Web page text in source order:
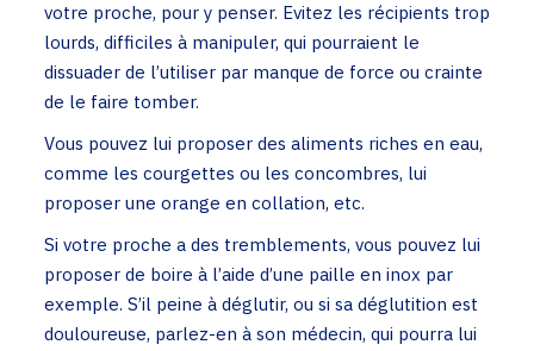
votre proche, pour y penser. Evitez les récipients trop
lourds, difficiles à manipuler, qui pourraient le
dissuader de l’utiliser par manque de force ou crainte
de le faire tomber.
Vous pouvez lui proposer des aliments riches en eau,
comme les courgettes ou les concombres, lui
proposer une orange en collation, etc.
Si votre proche a des tremblements, vous pouvez lui
proposer de boire à l’aide d’une paille en inox par
exemple. S’il peine à déglutir, ou si sa déglutition est
douloureuse, parlez-en à son médecin, qui pourra lui